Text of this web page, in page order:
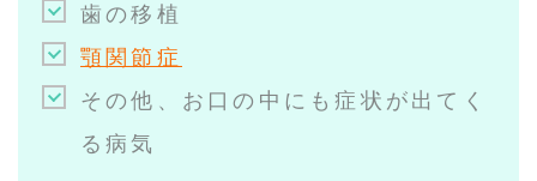
歯の移植
顎関節症
その他、お口の中にも症状が出てく
る病気